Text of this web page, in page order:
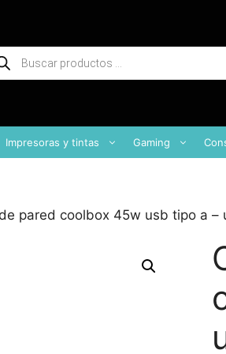
Impresoras y tintas Gaming
pared coolbox 45w usb tipo a –